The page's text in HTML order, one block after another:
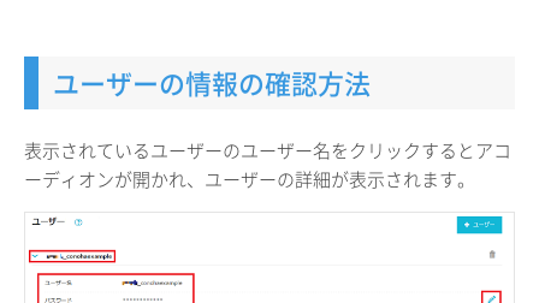
ユーザーの情報の確認方法
表示されているユーザーのユーザー名をクリックするとアコ
ーディオンが開かれ、ユーザーの詳細が表示されます。